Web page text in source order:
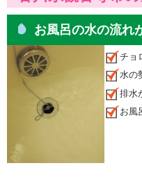
お風呂の水の流れ
チョ
水の
排水
お風